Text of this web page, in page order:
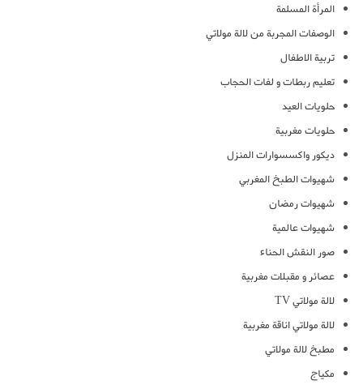
المرأة المسلمة
الوصفات المجربة من لالة مولاتي
تربية الاطفال
تعليم ربطات و لفات الحجاب
حلويات العيد
حلويات مغربية
ديكور واكسسوارات المنزل
شهيوات الطبخ المغربي
شهيوات رمضان
شهيوات عالمية
صور النقش الحناء
عصائر و مقبلات مغربية
لالة مولاتي TV
لالة مولاتي اناقة مغربية
مطبخ لالة مولاتي
مكياج